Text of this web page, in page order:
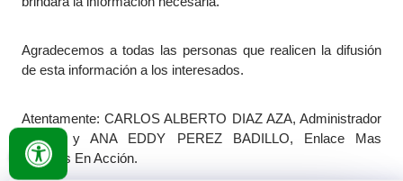
Agradecemos a todas las personas que realicen la difusión
de esta información a los interesados.
Atentamente: CARLOS ALBERTO DIAZ AZA, Administrador
Sisben y ANA EDDY PEREZ BADILLO, Enlace Mas
Familias En Acción.​